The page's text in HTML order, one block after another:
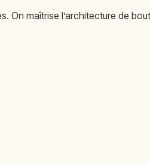
On maîtrise l’architecture de